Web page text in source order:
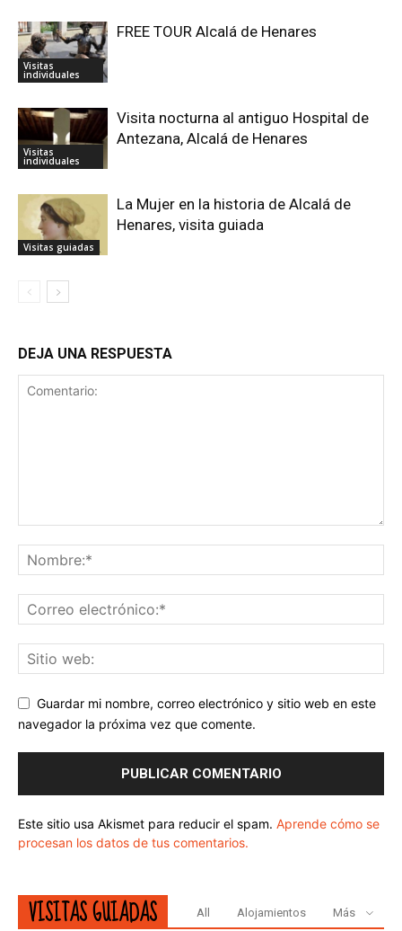
Visitas
individuales
FREE TOUR Alcalá de Henares
Visitas
individuales
Visita nocturna al antiguo Hospital de
Antezana, Alcalá de Henares
Visitas guiadas
La Mujer en la historia de Alcalá de
Henares, visita guiada
DEJA UNA RESPUESTA
Guardar mi nombre, correo electrónico y sitio web en este
navegador la próxima vez que comente.
Este sitio usa Akismet para reducir el spam. Aprende cómo se
procesan los datos de tus comentarios.
VISITAS GUIADAS All Alojamientos Más